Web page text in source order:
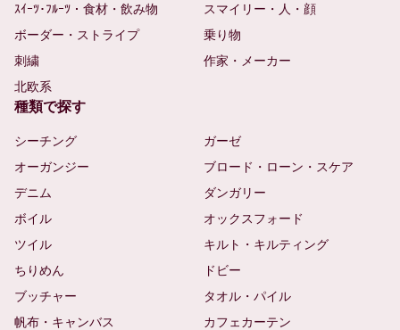
ｽｲｰﾂ･ﾌﾙｰﾂ・食材・飲み物
スマイリー・人・顔
ボーダー・ストライプ
乗り物
刺繍
作家・メーカー
北欧系
種類で探す
シーチング
ガーゼ
オーガンジー
ブロード・ローン・スケア
デニム
ダンガリー
ボイル
オックスフォード
ツイル
キルト・キルティング
ちりめん
ドビー
ブッチャー
タオル・パイル
帆布・キャンバス
カフェカーテン